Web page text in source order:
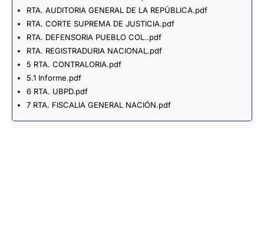
RTA. AUDITORIA GENERAL DE LA REPÚBLICA.pdf
RTA. CORTE SUPREMA DE JUSTICIA.pdf
RTA. DEFENSORIA PUEBLO COL..pdf
RTA. REGISTRADURIA NACIONAL.pdf
5 RTA. CONTRALORIA.pdf
5.1 Informe.pdf
6 RTA. UBPD.pdf
7 RTA. FISCALIA GENERAL NACIÓN.pdf